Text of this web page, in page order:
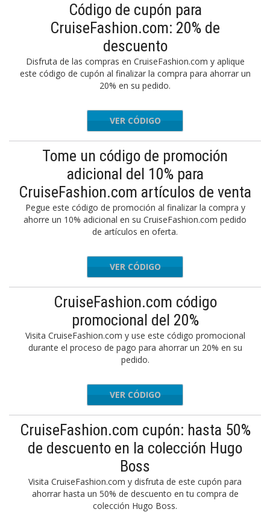
Código de cupón para
CruiseFashion.com: 20% de
descuento
Disfruta de las compras en CruiseFashion.com y aplique
este código de cupón al finalizar la compra para ahorrar un
20% en su pedido.
THDAY20
VER CÓDIGO
Tome un código de promoción
adicional del 10% para
CruiseFashion.com artículos de venta
Pegue este código de promoción al finalizar la compra y
ahorre un 10% adicional en su CruiseFashion.com pedido
de artículos en oferta.
EXTRA10
VER CÓDIGO
CruiseFashion.com código
promocional del 20%
Visita CruiseFashion.com y use este código promocional
durante el proceso de pago para ahorrar un 20% en su
pedido.
FF20
VER CÓDIGO
CruiseFashion.com cupón: hasta 50%
de descuento en la colección Hugo
Boss
Visita CruiseFashion.com y disfruta de este cupón para
ahorrar hasta un 50% de descuento en tu compra de
colección Hugo Boss.